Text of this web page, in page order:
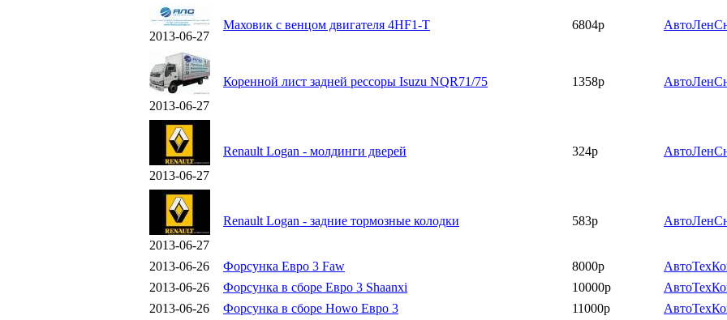
2013-06-27
Маховик с венцом двигателя 4НF1-Т 6804р
2013-06-27
Коренной лист задней рессоры Isuzu NQR71/75 1358р
2013-06-27
Renault Logan - молдинги дверей 324р
2013-06-27
Renault Logan - задние тормозные колодки 583р
2013-06-26 Форсунка Евро 3 Faw 8000р
2013-06-26
Форсунка в сборе Евро 3 Shaanxi 10000р
2013-06-26
Форсунка в сборе Howo Евро 3 11000р